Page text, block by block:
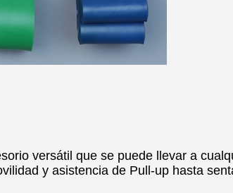
versátil que se puede llevar a
y asistencia de Pull-up hasta